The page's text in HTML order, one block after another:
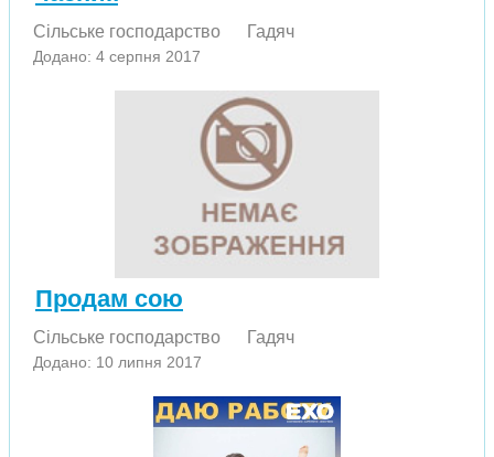
Сільське господарство Гадяч
Додано: 4 серпня 2017
Продам сою
Сільське господарство Гадяч
Додано: 10 липня 2017